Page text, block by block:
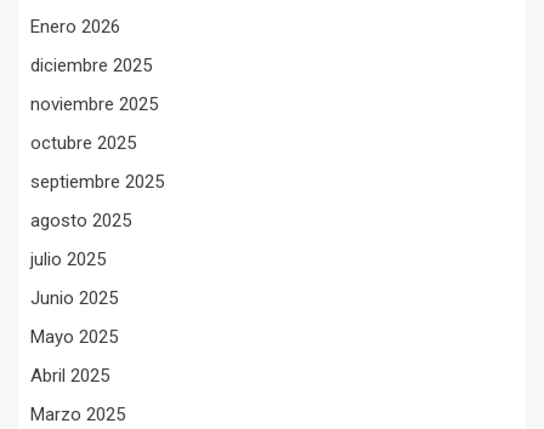
Enero 2026
diciembre 2025
noviembre 2025
octubre 2025
septiembre 2025
agosto 2025
julio 2025
Junio 2025
Mayo 2025
Abril 2025
Marzo 2025